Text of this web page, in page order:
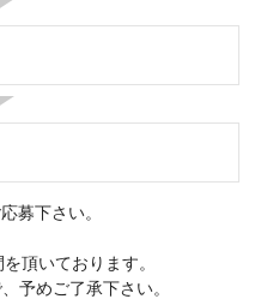
募下さい。
頂いております。
予めご了承下さい。